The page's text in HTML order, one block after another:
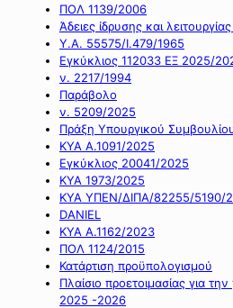
ΠΟΛ 1139/2006
Άδειες ίδρυσης και
Υ.Α. 55575/Ι.479/1965
Εγκύκλιος 112033 ΕΞ 2025/
ν. 2217/1994
Παράβολο
ν. 5209/2025
Πράξη Υπουργικού
ΚΥΑ Α.1091/2025
Εγκύκλιος 20041/2025
ΚΥΑ 1973/2025
ΚΥΑ ΥΠΕΝ/ΔΙΠΑ/82255/5190/
DANIEL
ΚΥΑ Α.1162/2023
ΠΟΛ 1124/2015
Κατάρτιση προϋπολογισμού
Πλαίσιο προετοιμασίας για την
2025 -2026